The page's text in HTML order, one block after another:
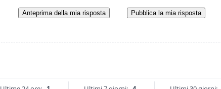
Anteprima della mia risposta Pubblica la mia risposta